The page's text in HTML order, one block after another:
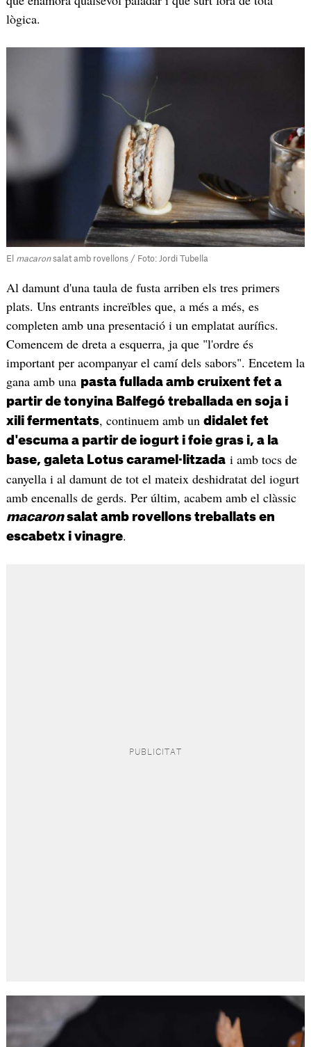
lògica.
El macaronsalat amb rovellons / Foto: Jordi Tubella
Al damunt d'una taula de fusta arriben els tres primers
plats. Uns entrants increïbles que, a més a més, es
completen amb una presentació i un emplatat aurífics.
Comencem de dreta a esquerra, ja que "l'ordre és
important per acompanyar el camí dels sabors". Encetem la
gana amb una pasta fullada amb cruixent fet a
partir de tonyina Balfegó treballada en soja i
xili fermentats, continuem amb un didalet fet
d'escuma a partir de iogurt i foie gras i, a la
base, galeta Lotus caramel·litzadai amb tocs de
canyella i al damunt de tot el mateix deshidratat del iogurt
amb encenalls de gerds. Per últim, acabem amb el clàssic
macaronsalat amb rovellons treballats en
escabetx i vinagre.